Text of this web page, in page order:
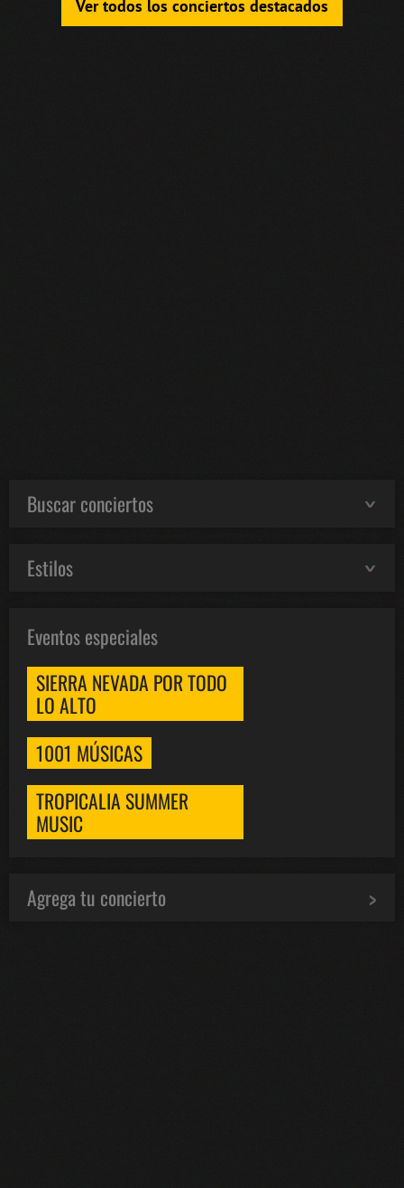
Ver todos los conciertos destacados
Buscar conciertos
Estilos
Eventos especiales
SIERRA NEVADA POR TODO
LO ALTO
1001 MÚSICAS
TROPICALIA SUMMER
MUSIC
Agrega tu concierto